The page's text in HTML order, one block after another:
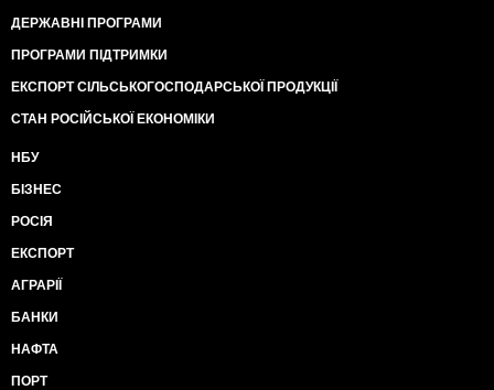
ДЕРЖАВНІ ПРОГРАМИ
ПРОГРАМИ ПІДТРИМКИ
ЕКСПОРТ СІЛЬСЬКОГОСПОДАРСЬКОЇ ПРОДУКЦІЇ
СТАН РОСІЙСЬКОЇ ЕКОНОМІКИ
НБУ
БІЗНЕС
РОСІЯ
ЕКСПОРТ
АГРАРІЇ
БАНКИ
НАФТА
ПОРТ